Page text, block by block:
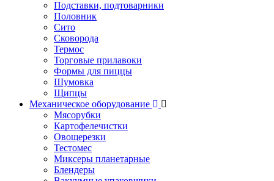
Подставки, подтоварники
Половник
Сито
Сковорода
Термос
Торговые прилавоки
Формы для пиццы
Шумовка
Щипцы
Механическое оборудование
Мясорубки
Картофелечистки
Овощерезки
Тестомес
Миксеры планетарные
Блендеры